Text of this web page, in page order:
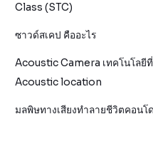
Class (STC)
ซาวด์สเคป คืออะไร
Acoustic Camera เทคโนโลยี
Acoustic location
มลพิษทางเสียงทำลายชีวิตคอนโด